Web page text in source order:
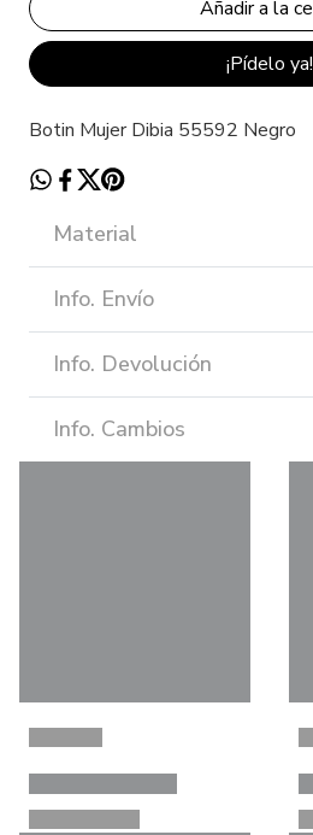
¡Pídelo ya!
Botin Mujer Dibia 55592 Negro
Material
Info. Envío
Info. Devolución
Info. Cambios